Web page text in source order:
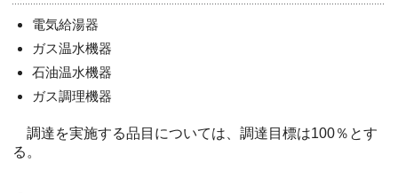
電気給湯器
ガス温水機器
石油温水機器
ガス調理機器
調達を実施する品目については、調達目標は100％とす
る。